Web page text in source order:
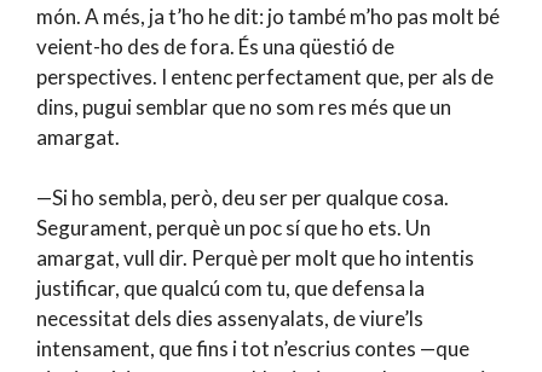
món. A més, ja t’ho he dit: jo també m’ho pas molt bé
veient-ho des de fora. És una qüestió de
perspectives. I entenc perfectament que, per als de
dins, pugui semblar que no som res més que un
amargat.
—Si ho sembla, però, deu ser per qualque cosa.
Segurament, perquè un poc sí que ho ets. Un
amargat, vull dir. Perquè per molt que ho intentis
justificar, que qualcú com tu, que defensa la
necessitat dels dies assenyalats, de viure’ls
intensament, que fins i tot n’escrius contes —que